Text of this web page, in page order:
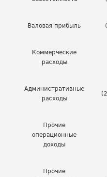
Валовая прибыль
Коммерческие
расходы
Административные
расходы
Прочие
операционные
доходы
Прочие